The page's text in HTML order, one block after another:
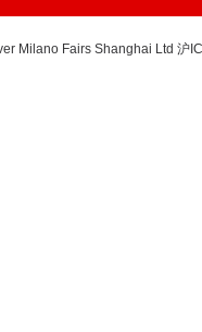
Milano Fairs Shanghai Ltd 沪